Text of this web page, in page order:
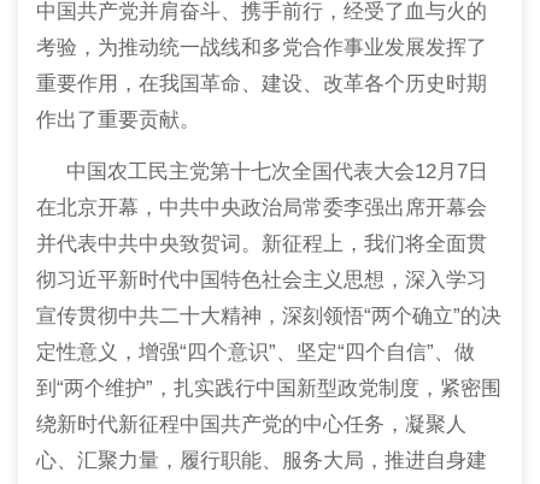
中国共产党并肩奋斗、携手前行，经受了血与火的
考验，为推动统一战线和多党合作事业发展发挥了
重要作用，在我国革命、建设、改革各个历史时期
作出了重要贡献。
中国农工民主党第十七次全国代表大会12月7日
在北京开幕，中共中央政治局常委李强出席开幕会
并代表中共中央致贺词。新征程上，我们将全面贯
彻习近平新时代中国特色社会主义思想，深入学习
宣传贯彻中共二十大精神，深刻领悟“两个确立”的决
定性意义，增强“四个意识”、坚定“四个自信”、做
到“两个维护”，扎实践行中国新型政党制度，紧密围
绕新时代新征程中国共产党的中心任务，凝聚人
心、汇聚力量，履行职能、服务大局，推进自身建